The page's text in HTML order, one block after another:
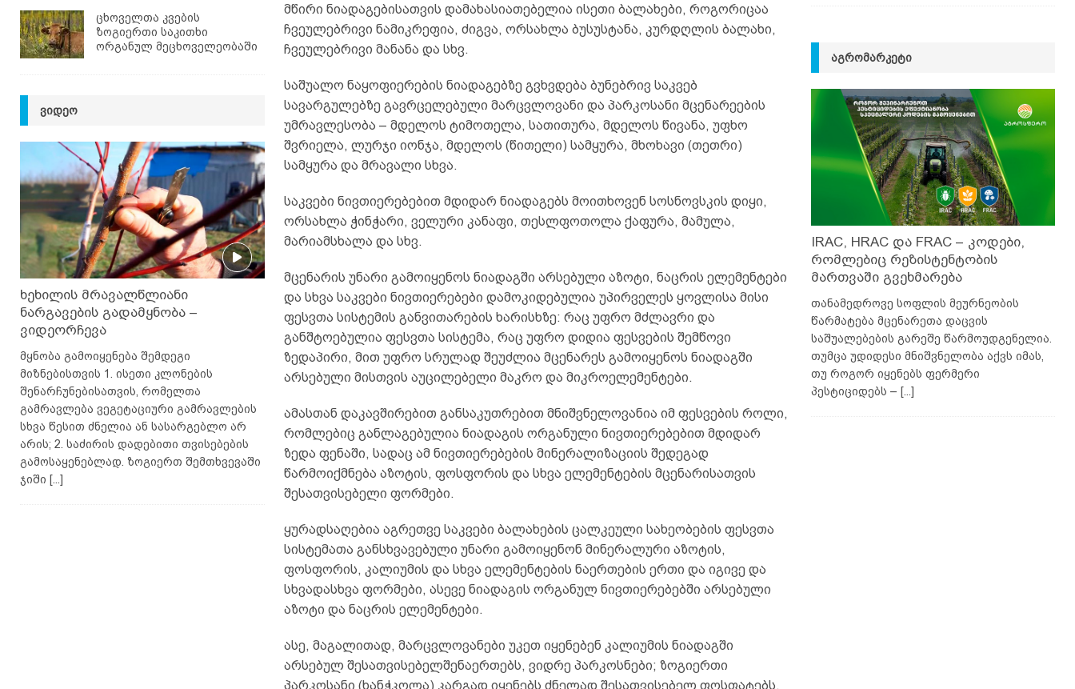
მწირი ნიადაგებისათვის დამახასიათებელია ისეთი ბალახები, როგორიცაა
ჩვეულებრივი ნამიკრეფია, ძიგვა, ორსახლა ბუსუსტანა, კურდღლის ბალახი,
ჩვეულებრივი მანანა და სხვ.
საშუალო ნაყოფიერების ნიადაგებზე გვხვდება ბუნებრივ საკვებ
სავარგულებზე გავრცელებული მარცვლოვანი და პარკოსანი მცენარეების
უმრავლესობა – მდელოს ტიმოთელა, სათითურა, მდელოს წივანა, უფხო
შვრიელა, ლურჯი იონჯა, მდელოს (წითელი) სამყურა, მხოხავი (თეთრი)
სამყურა და მრავალი სხვა.
საკვები ნივთიერებებით მდიდარ ნიადაგებს მოითხოვენ სოსნოვსკის დიყი,
ორსახლა ჭინჭარი, ველური კანაფი, თესლფოთოლა ქაფურა, მამულა,
მარიამსხალა და სხვ.
მცენარის უნარი გამოიყენოს ნიადაგში არსებული აზოტი, ნაცრის ელემენტები
და სხვა საკვები ნივთიერებები დამოკიდებულია უპირველეს ყოვლისა მისი
ფესვთა სისტემის განვითარების ხარისხზე: რაც უფრო მძლავრი და
განშტოებულია ფესვთა სისტემა, რაც უფრო დიდია ფესვების შემწოვი
ზედაპირი, მით უფრო სრულად შეუძლია მცენარეს გამოიყენოს ნიადაგში
არსებული მისთვის აუცილებელი მაკრო და მიკროელემენტები.
ამასთან დაკავშირებით განსაკუთრებით მნიშვნელოვანია იმ ფესვების როლი,
რომლებიც განლაგებულია ნიადაგის ორგანული ნივთიერებებით მდიდარ
ზედა ფენაში, სადაც ამ ნივთიერებების მინერალიზაციის შედეგად
წარმოიქმნება აზოტის, ფოსფორის და სხვა ელემენტების მცენარისათვის
შესათვისებელი ფორმები.
ყურადსაღებია აგრეთვე საკვები ბალახების ცალკეული სახეობების ფესვთა
სისტემათა განსხვავებული უნარი გამოიყენონ მინერალური აზოტის,
ფოსფორის, კალიუმის და სხვა ელემენტების ნაერთების ერთი და იგივე და
სხვადასხვა ფორმები, ასევე ნიადაგის ორგანულ ნივთიერებებში არსებული
აზოტი და ნაცრის ელემენტები.
ასე, მაგალითად, მარცვლოვანები უკეთ იყენებენ კალიუმის ნიადაგში
არსებულ შესათვისებელშენაერთებს, ვიდრე პარკოსნები; ზოგიერთი
პარკოსანი (ხანჭკოლა) კარგად იყენებს ძნელად შესათვისებელ ფოსფატებს,
ცხოველთა კვების
ზოგიერთი საკითხი
ორგანულ მეცხოველეობაში
ᲕᲘᲓᲔᲝ
ხეხილის მრავალწლიანი
ნარგავების გადამყნობა –
ვიდეორჩევა
მყნობა გამოიყენება შემდეგი
მიზნებისთვის 1. ისეთი კლონების
შენარჩუნებისათვის, რომელთა
გამრავლება ვეგეტაციური გამრავლების
სხვა წესით ძნელია ან სასარგებლო არ
არის; 2. საძირის დადებითი თვისებების
გამოსაყენებლად. ზოგიერთ შემთხვევაში
ჯიში [...]
ᲐᲒᲠᲝᲛᲐᲠᲙᲔᲢᲘ
IRAC, HRAC და FRAC – კოდები,
რომლებიც რეზისტენტობის
მართვაში გვეხმარება
თანამედროვე სოფლის მეურნეობის
წარმატება მცენარეთა დაცვის
საშუალებების გარეშე წარმოუდგენელია.
თუმცა უდიდესი მნიშვნელობა აქვს იმას,
თუ როგორ იყენებს ფერმერი
პესტიციდებს – [...]